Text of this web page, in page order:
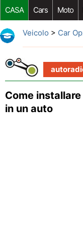
CASA Cars Moto
Riparazione Auto
Veicolo > Car
Come
in un auto